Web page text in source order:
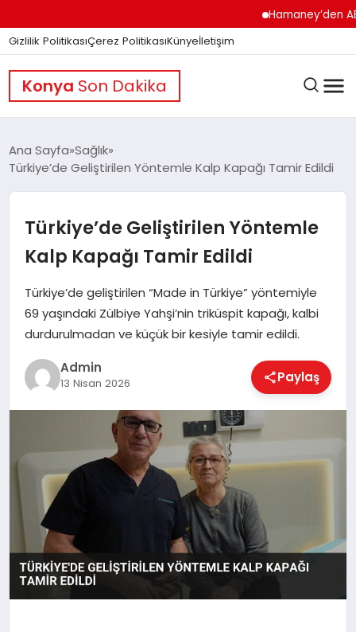
Hamaney’den
Gizlilik PolitikasıÇerez PolitikasıKünyeİletişim
Konya Son Dakika
GÜNDEM
DÜNYA
EĞITIM
EKONOMI
SAĞLIK
SPOR
TEKNOLOJI
Ana Sayfa Sağlık
Türkiye’de Geliştirilen Yöntemle Kalp Kapağı Tamir Edildi
Türkiye’de Geliştirilen Yöntemle
Kalp Kapağı Tamir Edildi
Türkiye’de geliştirilen “Made in Türkiye” yöntemiyle
69 yaşındaki Zülbiye Yahşi’nin triküspit kapağı, kalbi
durdurulmadan ve küçük bir kesiyle tamir edildi.
Admin
13 Nisan 2026 Paylaş